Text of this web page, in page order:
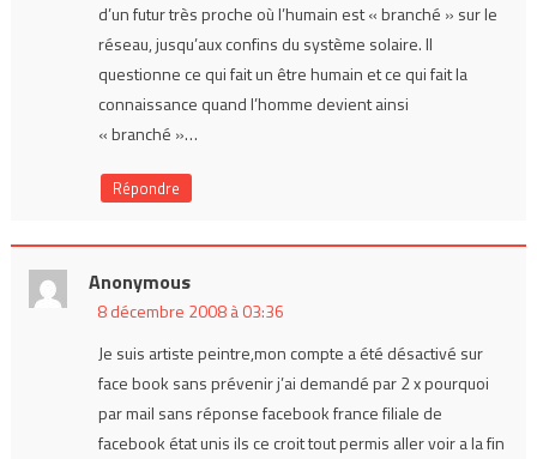
d’un futur très proche où l’humain est « branché » sur le
réseau, jusqu’aux confins du système solaire. Il
questionne ce qui fait un être humain et ce qui fait la
connaissance quand l’homme devient ainsi
« branché »…
Répondre
Anonymous
8 décembre 2008 à 03:36
Je suis artiste peintre,mon compte a été désactivé sur
face book sans prévenir j’ai demandé par 2 x pourquoi
par mail sans réponse facebook france filiale de
facebook état unis ils ce croit tout permis aller voir a la fin